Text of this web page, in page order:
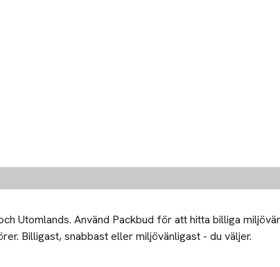
Utomlands. Använd Packbud för att hitta billiga
Billigast, snabbast eller miljövänligast - du väljer.